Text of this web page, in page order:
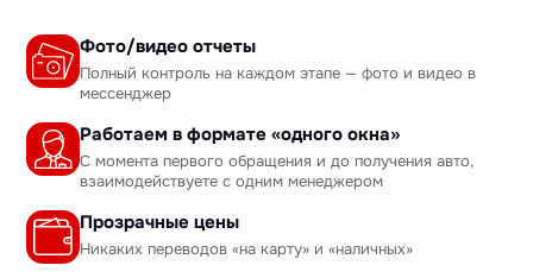
Фото/видео отчеты
Полный контроль на каждом этапе — фото и видео в
мессенджер
Работаем в формате «одного окна»
С момента первого обращения и до получения авто,
взаимодействуете с одним менеджером
Прозрачные цены
Никаких переводов «на карту» и «наличных»